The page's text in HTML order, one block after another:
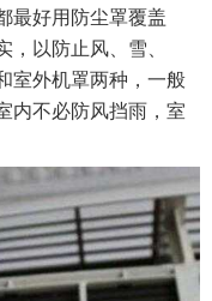
最好用防尘罩覆盖
以防止风、雪、
室外机罩两种，一般
内不必防风挡雨，室